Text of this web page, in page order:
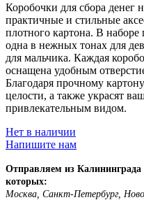
Коробочки для сбора денег
практичные и стильные
плотного картона. В наборе
одна в нежных тонах для
для мальчика. Каждая
оснащена удобным
Благодаря прочному
целости, а также украсят
привлекательным видом.
Нет в наличии
Напишите нам
Отправляем из Калининграда
которых:
Москва, Санкт-Петербург,